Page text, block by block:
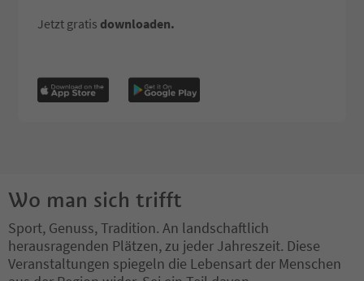
Jetzt gratis downloaden.
Wo man sich trifft
Sport, Genuss, Tradition. An landschaftlich
herausragenden Plätzen, zu jeder Jahreszeit. Diese
Veranstaltungen spiegeln die Lebensart der Menschen